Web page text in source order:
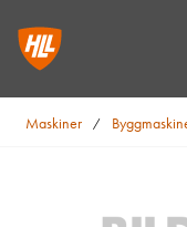
Maskiner /